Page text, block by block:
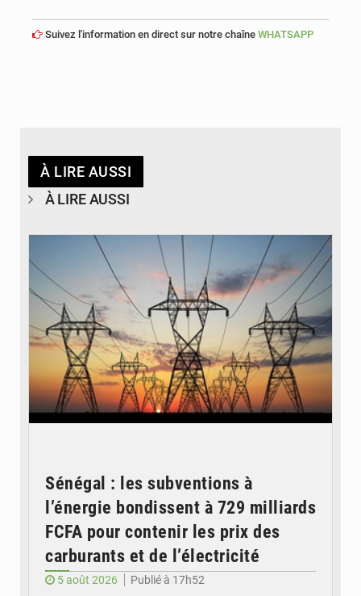
Suivez l'information en direct sur notre chaîne WHATSAPP
À LIRE AUSSI
À LIRE AUSSI
Sénégal : les subventions à
l’énergie bondissent à 729 milliards
FCFA pour contenir les prix des
carburants et de l’électricité
5 août 2026
Publié à 17h52